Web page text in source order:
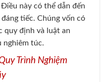
này có thể dẫn đến
tiếc. Chúng vốn có
quy định và luật an
nghiêm túc.
Trình Nghiệm